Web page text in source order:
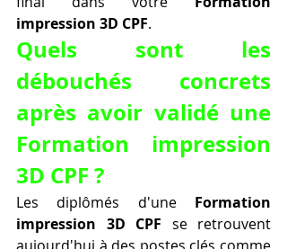
impression 3D CPF.
Quels sont les
débouchés concrets
après avoir validé une
Formation impression
3D CPF ?
Les diplômés d'une Formation
impression 3D CPF se retrouvent